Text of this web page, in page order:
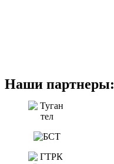
Наши партнеры: